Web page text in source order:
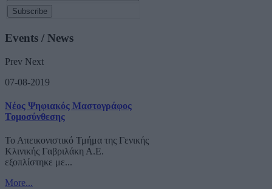
Events / News
Prev Next
07-08-2019
Νέος Ψηφιακός Μαστογράφος
Τομοσύνθεσης
Το Απεικονιστικό Τμήμα της Γενικής
Κλινικής Γαβριλάκη Α.Ε.
εξοπλίστηκε με...
More...